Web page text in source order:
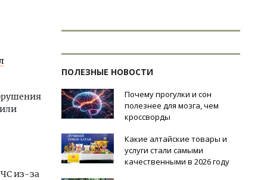
из-за
ПОЛЕЗНЫЕ НОВОСТИ
Почему прогулки и сон
полезнее для мозга, чем
кроссворды
Какие алтайские товары и
услуги стали самыми
качественными в 2026 году